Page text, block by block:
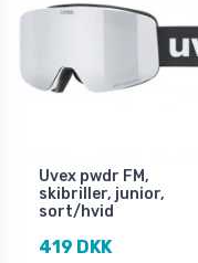
Uvex pwdr FM,
skibriller, junior,
sort/hvid
419 DKK